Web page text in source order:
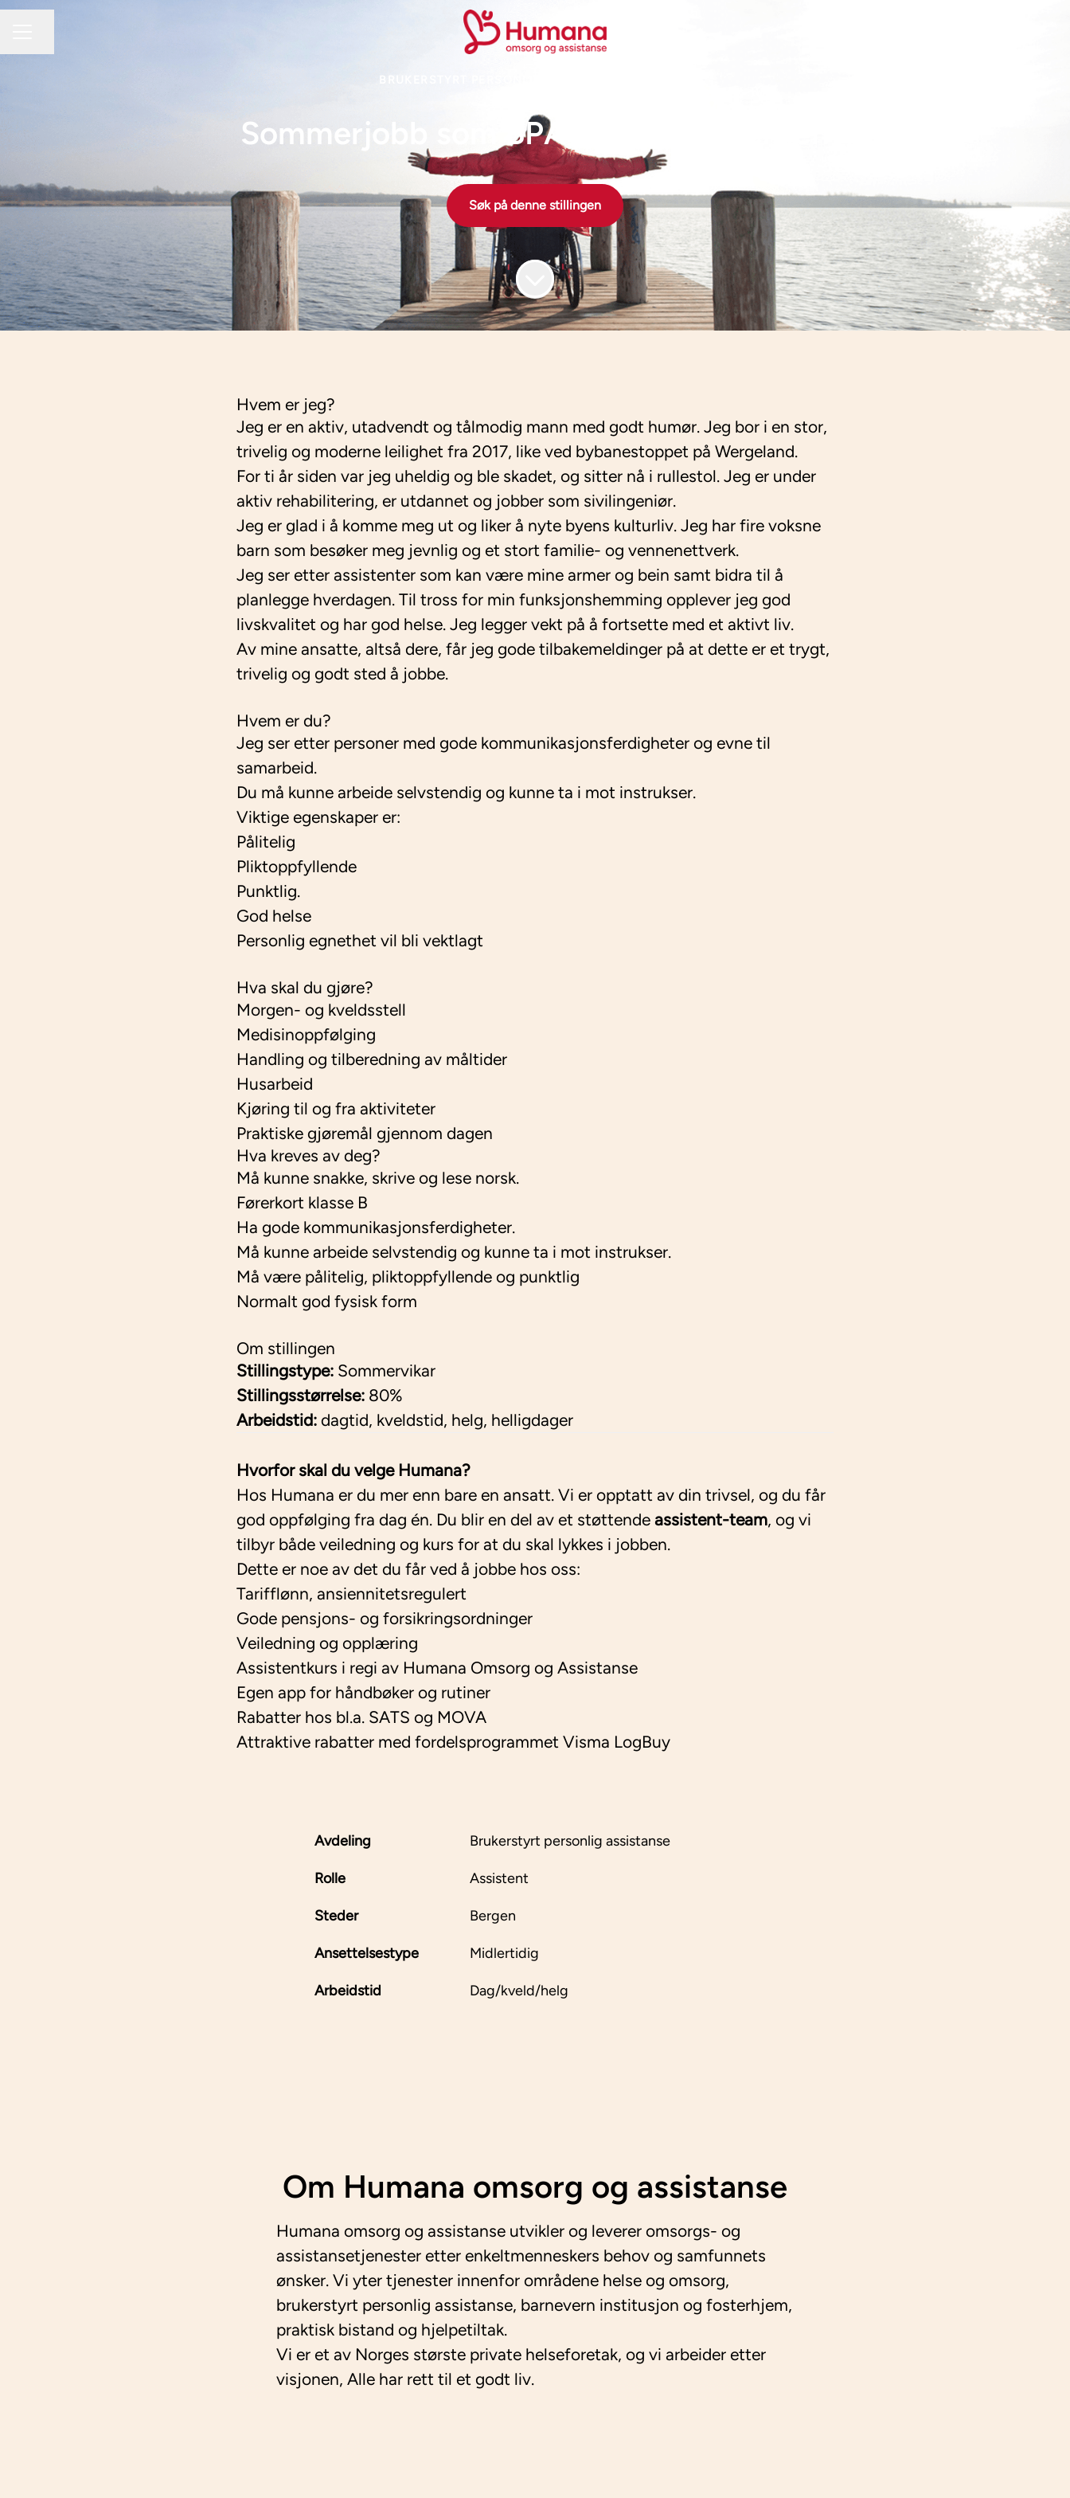
Sommerjobb som BPA-assistent, Bergen
Søk på denne stillingen
Hvem er jeg?
Jeg er en aktiv, utadvendt og tålmodig mann med godt humør. Jeg bor i en stor,
trivelig og moderne leilighet fra 2017, like ved bybanestoppet på Wergeland.
For ti år siden var jeg uheldig og ble skadet, og sitter nå i rullestol. Jeg er under
aktiv rehabilitering, er utdannet og jobber som sivilingeniør.
Jeg er glad i å komme meg ut og liker å nyte byens kulturliv. Jeg har fire voksne
barn som besøker meg jevnlig og et stort familie- og vennenettverk.
Jeg ser etter assistenter som kan være mine armer og bein samt bidra til å
planlegge hverdagen. Til tross for min funksjonshemming opplever jeg god
livskvalitet og har god helse. Jeg legger vekt på å fortsette med et aktivt liv.
Av mine ansatte, altså dere, får jeg gode tilbakemeldinger på at dette er et trygt,
trivelig og godt sted å jobbe.
Hvem er du?
Jeg ser etter personer med gode kommunikasjonsferdigheter og evne til
samarbeid.
Du må kunne arbeide selvstendig og kunne ta i mot instrukser.
Viktige egenskaper er:
Pålitelig
Pliktoppfyllende
Punktlig.
God helse
Personlig egnethet vil bli vektlagt
Hva skal du gjøre?
Morgen- og kveldsstell
Medisinoppfølging
Handling og tilberedning av måltider
Husarbeid
Kjøring til og fra aktiviteter
Praktiske gjøremål gjennom dagen
Hva kreves av deg?
Må kunne snakke, skrive og lese norsk.
Førerkort klasse B
Ha gode kommunikasjonsferdigheter.
Må kunne arbeide selvstendig og kunne ta i mot instrukser.
Må være pålitelig, pliktoppfyllende og punktlig
Normalt god fysisk form
Om stillingen
Stillingstype: Sommervikar
Stillingsstørrelse: 80%
Arbeidstid: dagtid, kveldstid, helg, helligdager
Hvorfor skal du velge Humana?
Hos Humana er du mer enn bare en ansatt. Vi er opptatt av din trivsel, og du får
god oppfølging fra dag én. Du blir en del av et støttende assistent-team, og vi
tilbyr både veiledning og kurs for at du skal lykkes i jobben.
Dette er noe av det du får ved å jobbe hos oss:
Tarifflønn, ansiennitetsregulert
Gode pensjons- og forsikringsordninger
Veiledning og opplæring
Assistentkurs i regi av Humana Omsorg og Assistanse
Egen app for håndbøker og rutiner
Rabatter hos bl.a. SATS og MOVA
Attraktive rabatter med fordelsprogrammet Visma LogBuy
Avdeling Brukerstyrt personlig assistanse
Rolle Assistent
Steder Bergen
Ansettelsestype Midlertidig
Arbeidstid Dag/kveld/helg
Om Humana omsorg og assistanse
Humana omsorg og assistanse utvikler og leverer omsorgs- og
assistansetjenester etter enkeltmenneskers behov og samfunnets
ønsker. Vi yter tjenester innenfor områdene helse og omsorg,
brukerstyrt personlig assistanse, barnevern institusjon og fosterhjem,
praktisk bistand og hjelpetiltak.
Vi er et av Norges største private helseforetak, og vi arbeider etter
visjonen, Alle har rett til et godt liv.